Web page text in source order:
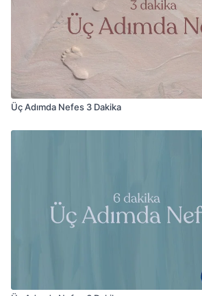
Üç Adımda Nefes 3 Dakika